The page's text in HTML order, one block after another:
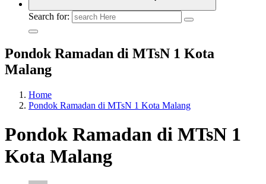
Search for:
Pondok Ramadan di MTsN 1 Kota
Malang
Home
Pondok Ramadan di MTsN 1 Kota Malang
Pondok Ramadan di MTsN 1
Kota Malang